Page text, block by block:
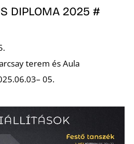
DIPLOMA 2025 #
terem és Aula
05.